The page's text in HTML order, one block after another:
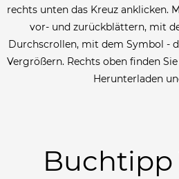
rechts unten das Kreuz anklicken.
vor- und zurückblättern, mit
Durchscrollen, mit dem Symbol -
Vergrößern. Rechts oben finden
Herunterladen
Buchtipp